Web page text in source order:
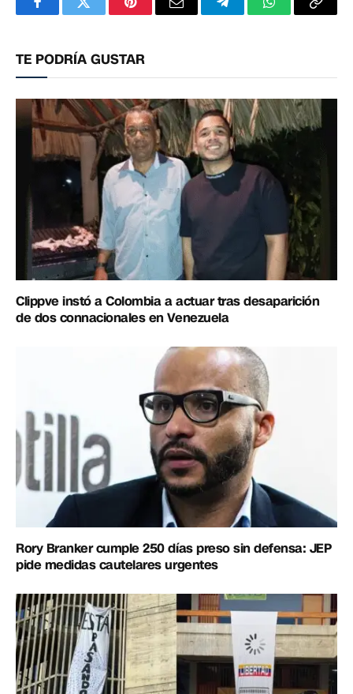
FacebookTwitterPinterestCorreoTelegramWhatsApp
TE PODRÍA GUSTAR
Clippve instó a Colombia a actuar tras desaparición
de dos connacionales en Venezuela
Rory Branker cumple 250 días preso sin defensa: JEP
pide medidas cautelares urgentes